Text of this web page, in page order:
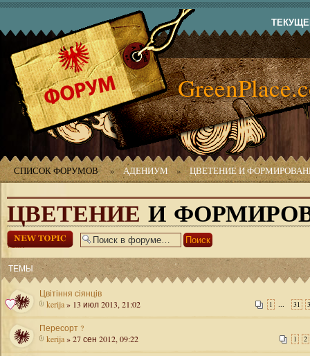
СПИСОК ФОРУМОВ » АДЕНИУМ » ЦВЕТЕНИЕ И
ЦВЕТЕНИЕ И
Начать новую
тему
ТЕМЫ
Цвітіння сіянців
1 ... 31
kerija» 13 июл 2013, 21:02
Пересорт ?
1 2
kerija» 27 сен 2012, 09:22